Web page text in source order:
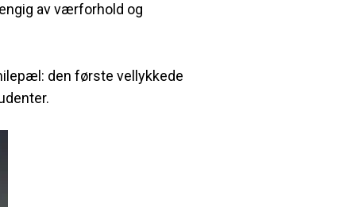
av værforhold og
den første vellykkede